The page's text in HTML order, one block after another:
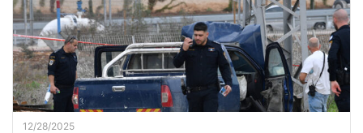
12/28/2025